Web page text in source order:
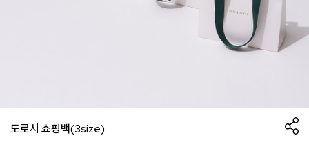
도로시 쇼핑백(3size)